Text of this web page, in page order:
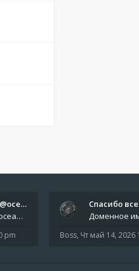
Отчёты пишите боту @oceanfish…
Звіти пишіть роботу @oceanfishbotbot Друзі, важливе повідомлення для учасників форума. Основне звернення опублікован
pm Boss, Чт май 14, 2026